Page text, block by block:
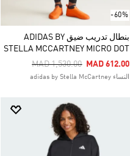
-60%
بنطال تدريب ضيق ADIDAS BY
STELLA MCCARTNEY MICRO DOT
Price Reduced From
MAD 1,530.00ToMAD 612.00
النساء adidas by Stella McCartney